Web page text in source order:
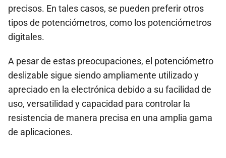
precisos. En tales casos, se pueden preferir otros
tipos de potenciómetros, como los potenciómetros
digitales.
A pesar de estas preocupaciones, el potenciómetro
deslizable sigue siendo ampliamente utilizado y
apreciado en la electrónica debido a su facilidad de
uso, versatilidad y capacidad para controlar la
resistencia de manera precisa en una amplia gama
de aplicaciones.